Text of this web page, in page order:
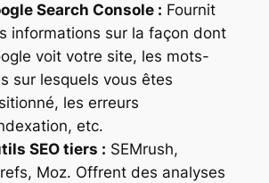
Search Console : Fournit
informations sur la façon dont
voit votre site, les mots-
sur lesquels vous êtes
les erreurs
etc.
SEO tiers : SEMrush,
Moz. Offrent des analyses